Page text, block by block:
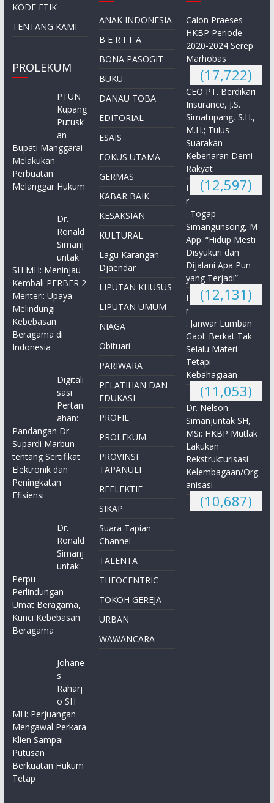
KODE ETIK
TENTANG KAMI
PROLEKUM
PTUN
Kupang
Putusk
an
Bupati Manggarai
Melakukan
Perbuatan
Melanggar Hukum
Dr.
Ronald
Simanj
untak
SH MH: Meninjau
Kembali PERBER 2
Menteri: Upaya
Melindungi
Kebebasan
Beragama di
Indonesia
Digitali
sasi
Pertan
ahan:
Pandangan Dr.
Supardi Marbun
tentang Sertifikat
Elektronik dan
Peningkatan
Efisiensi
Dr.
Ronald
Simanj
untak:
Perpu
Perlindungan
Umat Beragama,
Kunci Kebebasan
Beragama
Johane
s
Raharj
o SH
MH: Perjuangan
Mengawal Perkara
Klien Sampai
Putusan
Berkuatan Hukum
Tetap
ANAK INDONESIA
B E R I T A
BONA PASOGIT
BUKU
DANAU TOBA
EDITORIAL
ESAIS
FOKUS UTAMA
GERMAS
KABAR BAIK
KESAKSIAN
KULTURAL
Lagu Karangan
Djaendar
LIPUTAN KHUSUS
LIPUTAN UMUM
NIAGA
Obituari
PARIWARA
PELATIHAN DAN
EDUKASI
PROFIL
PROLEKUM
PROVINSI
TAPANULI
REFLEKTIF
SIKAP
Suara Tapian
Channel
TALENTA
THEOCENTRIC
TOKOH GEREJA
URBAN
WAWANCARA
Calon Praeses
HKBP Periode
2020-2024 Serep
Marhobas
(17,722)
CEO PT. Berdikari
Insurance, J.S.
Simatupang, S.H.,
M.H.; Tulus
Suarakan
Kebenaran Demi
Rakyat
(12,597)
I
r
. Togap
Simangunsong, M
App: “Hidup Mesti
Disyukuri dan
Dijalani Apa Pun
yang Terjadi”
(12,131)
I
r
. Janwar Lumban
Gaol: Berkat Tak
Selalu Materi
Tetapi
Kebahagiaan
(11,053)
Dr. Nelson
Simanjuntak SH,
MSi: HKBP Mutlak
Lakukan
Rekstrukturisasi
Kelembagaan/Org
anisasi
(10,687)